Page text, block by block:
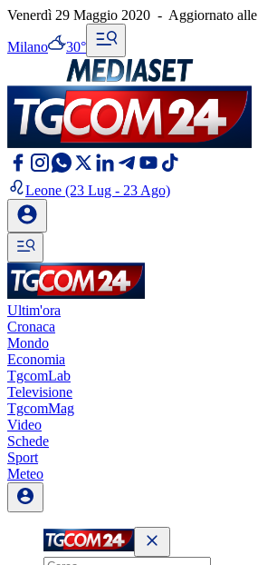
Venerdì 29 Maggio 2020 - Aggiornato alle
Milano 30°
Leone (23 Lug - 23 Ago)
Ultim'ora
Cronaca
Mondo
Economia
TgcomLab
Televisione
TgcomMag
Video
Schede
Sport
Meteo